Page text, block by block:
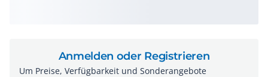
Anmelden oder Registrieren
Um Preise, Verfügbarkeit und Sonderangebote